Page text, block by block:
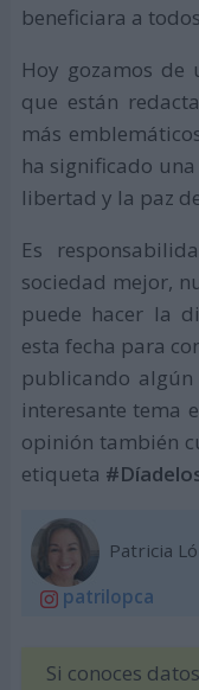
beneficiara a
Hoy gozamos
que están
más
ha significado
libertad y la paz
Es
sociedad mejor,
puede hacer la
esta fecha para
publicando
interesante tema
opinión también
etiqueta
Patricia
patrilopca
Si conoces